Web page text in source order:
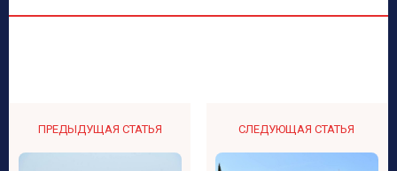
ПРЕДЫДУЩАЯ СТАТЬЯ СЛЕДУЮЩАЯ СТАТЬЯ